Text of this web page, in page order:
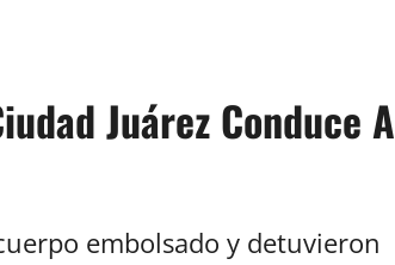
Juárez Conduce A
embolsado y detuvieron